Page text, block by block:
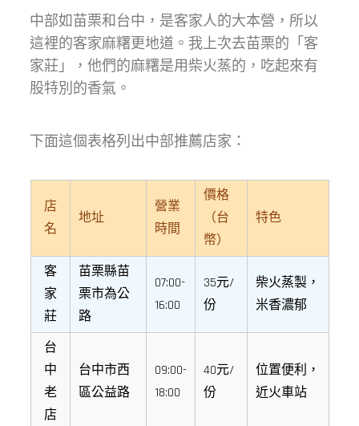
中部如苗栗和台中，是客家人的大本營，所以
這裡的客家麻糬更地道。我上次去苗栗的「客
家莊」，他們的麻糬是用柴火蒸的，吃起來有
股特別的香氣。
下面這個表格列出中部推薦店家：
店
名
地址
營業
時間
價格
（台
幣）
特色
客
家
莊
苗栗縣苗
栗市為公
路
07:00-
16:00
35元/
份
柴火蒸製，
米香濃郁
台
中
老
店
台中市西
區公益路
09:00-
18:00
40元/
份
位置便利，
近火車站